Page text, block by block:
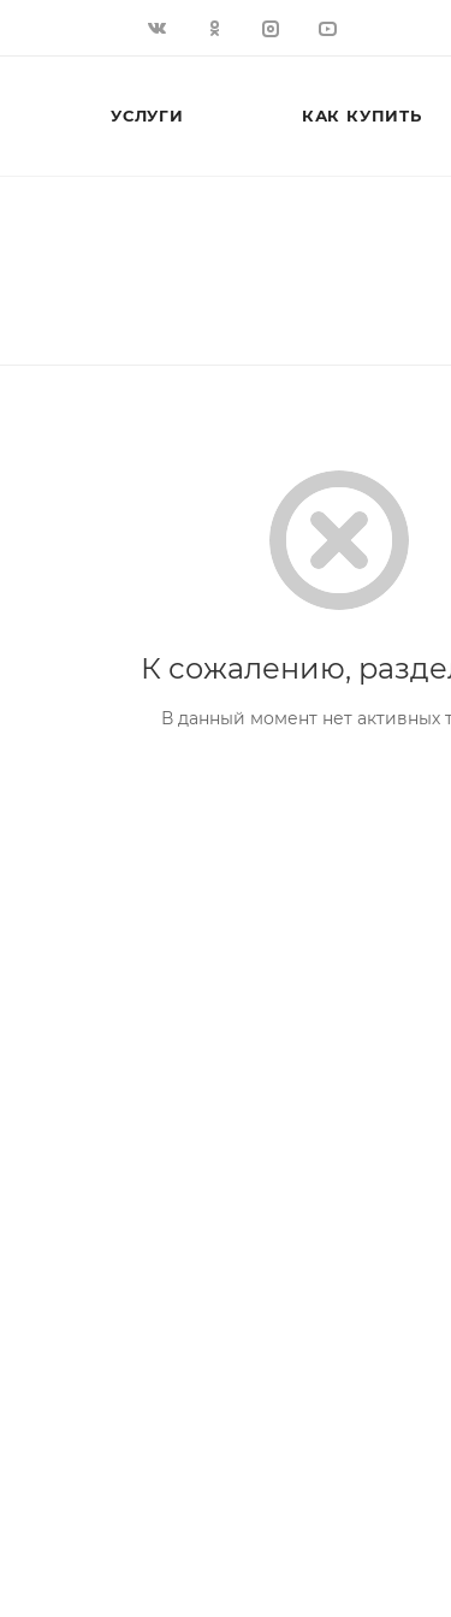
УСЛУГИ КАК КУПИТЬ
К сожалению,
В данный момент нет активных